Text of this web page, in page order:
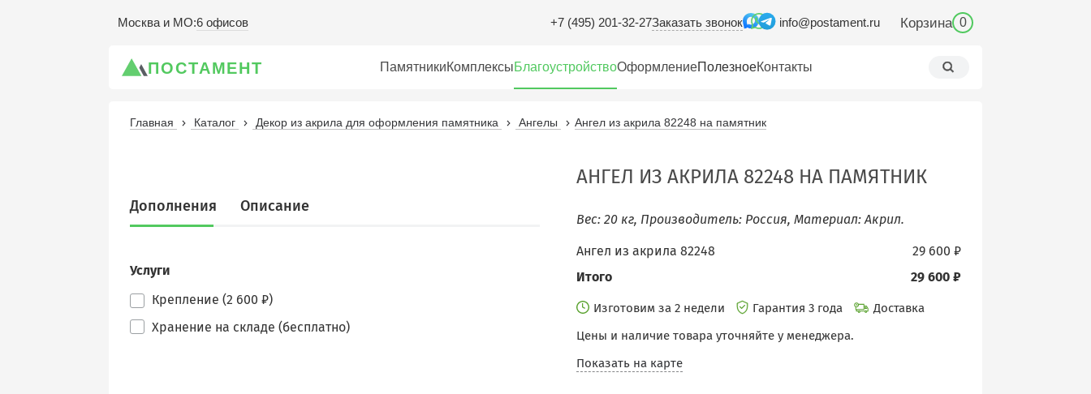
Москва и МО:6 офисов +7 (495) 201-32-27Заказать звонок info@postament.ru Корзина 0
ПОСТАМЕНТ ПамятникиКомплексыБлагоустройствоОформлениеПолезноеКонтакты
Главная Каталог Декор из акрила для оформления памятника Ангелы Ангел из акрила 82248 на памятник
Дополнения Описание
Услуги
Крепление (2 600 ₽)
Хранение на складе (бесплатно)
АНГЕЛ ИЗ АКРИЛА 82248 НА ПАМЯТНИК
Вес: 20 кг, Производитель: Россия, Материал: Акрил.
29 600 ₽
Ангел из акрила 82248
29 600 ₽
Итого
Изготовим за 2 недели Гарантия 3 года
Доставка
Цены и наличие товара уточняйте у менеджера.
Показать на карте